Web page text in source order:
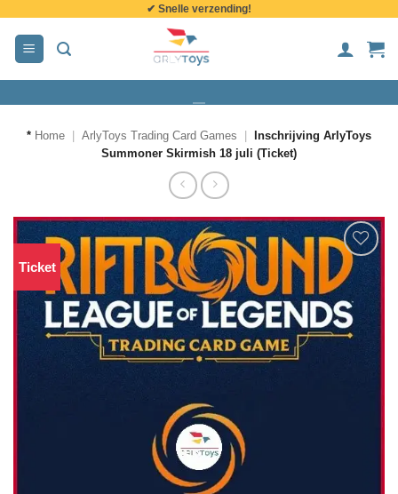
inhoud
✔ Snelle verzending!
* Home ArlyToys Trading Card Games
Inschrijving ArlyToys
Summoner Skirmish 18 juli (Ticket)
Ticket